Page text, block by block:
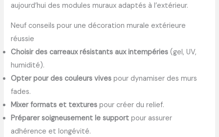
aujourd’hui des modules muraux adaptés à l’extérieur.
Neuf conseils pour une décoration murale extérieure
réussie
Choisir des carreaux résistants aux intempéries (gel, UV,
humidité).
Opter pour des couleurs vives pour dynamiser des murs
fades.
Mixer formats et textures pour créer du relief.
Préparer soigneusement le support pour assurer
adhérence et longévité.